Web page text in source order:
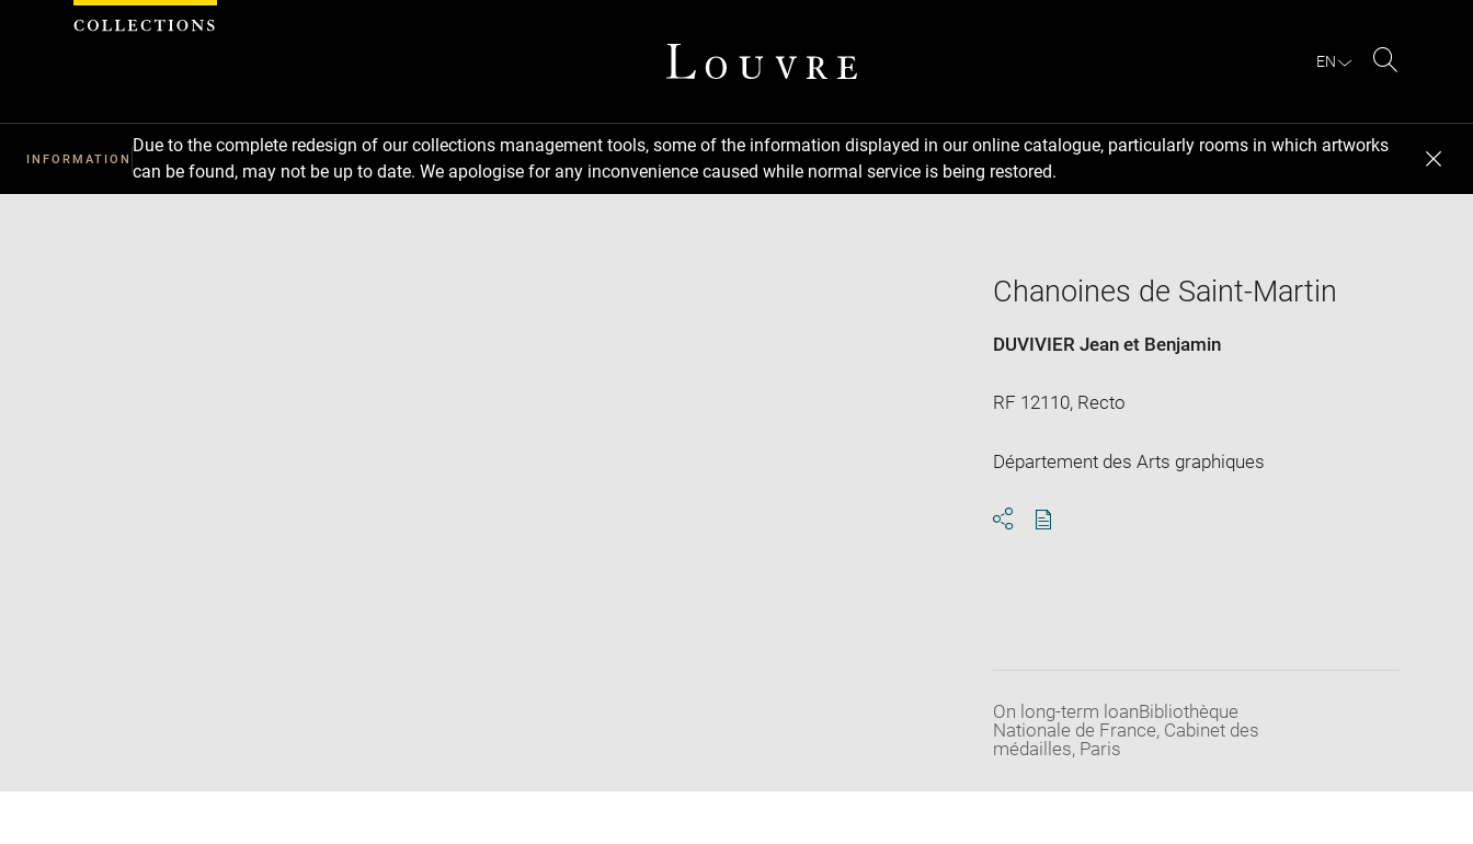
EN
INFORMATION
Due to the complete redesign of our collections management tools, some of the information displayed in our online catalogue, particularly rooms in which artworks
can be found, may not be up to date. We apologise for any inconvenience caused while normal service is being restored.
in
Chanoines de Saint-Martin
DUVIVIER Jean et Benjamin
RF 12110, Recto
Département des Arts graphiques
On long-term loanBibliothèque
Nationale de France, Cabinet des
médailles, Paris
Cookies management panel